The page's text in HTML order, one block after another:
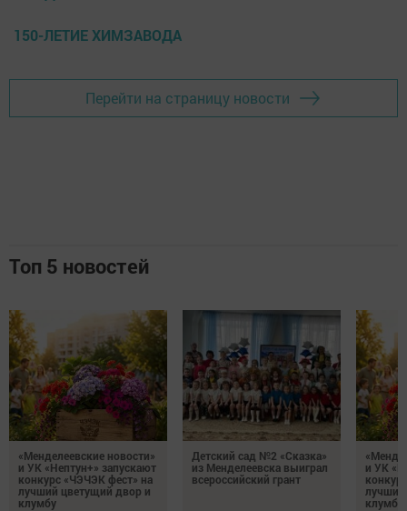
150-ЛЕТИЕ ХИМЗАВОДА
Перейти на страницу новости
Топ 5 новостей
«Менделеевские новости»
и УК «Нептун+» запускают
конкурс «ЧЭЧЭК фест» на
лучший цветущий двор и
клумбу
Детский сад №2 «Сказка»
из Менделеевска выиграл
всероссийский грант
и УК
клумбу